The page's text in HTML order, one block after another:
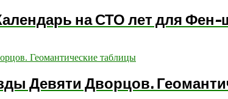
на СТО лет для Фен-
Девяти Дворцов.